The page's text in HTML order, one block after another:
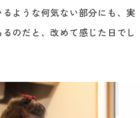
ような何気ない部分にも、実
のだと、改めて感じた日でし